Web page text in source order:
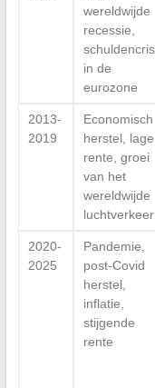
wereldwijde
recessie,
in de
eurozone
2013-
2019
Economisch
herstel, lage
rente, groei
van het
wereldwijde
luchtverkeer
2020-
2025
Pandemie,
post-Covid
herstel,
inflatie,
stijgende
rente